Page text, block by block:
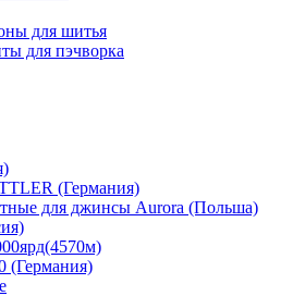
для шитья
для пэчворка
(Германия)
для джинсы Aurora (Польша)
(Германия)